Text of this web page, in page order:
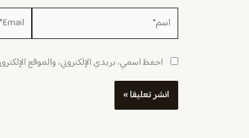
اسم* Email*
احفظ اسمي، بريدي الإلكتروني، والموقع